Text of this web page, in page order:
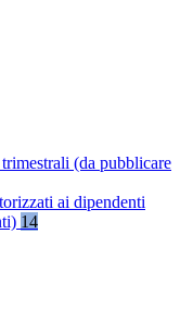
trimestrali (da pubblicare
ai dipendenti
14